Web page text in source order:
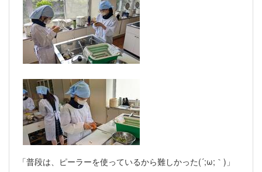
「普段は、ピーラーを使っているから難しかった(´;ω;｀)」